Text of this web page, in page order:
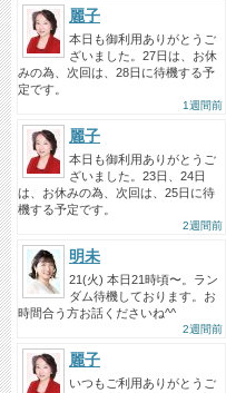
ご相談。 昨日鑑定してもらった...
投稿者：み〜こ
麗子
本日も御利用ありがとうご
ざいました。27日は、お休
みの為、次回は、28日に待機する予
定です。
1週間前
麗子
本日も御利用ありがとうご
ざいました。23日、24日
は、お休みの為、次回は、25日に待
機する予定です。
2週間前
明未
21(火) 本日21時頃〜。ラン
ダム待機しております。お
時間合う方お話くださいね^^
2週間前
麗子
いつもご利用ありがとうご